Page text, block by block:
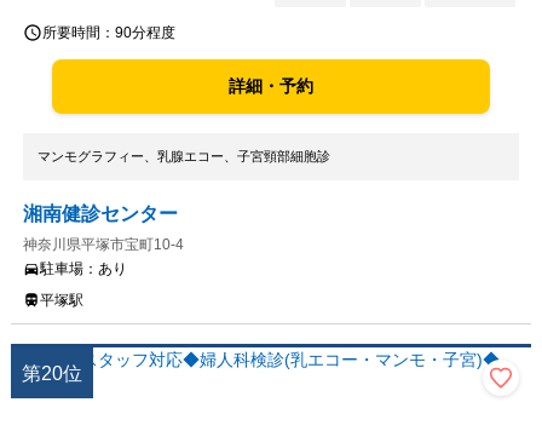
所要時間： 90分程度
詳細・予約
マンモグラフィー、乳腺エコー、子宮頸部細胞診
湘南健診センター
神奈川県平塚市宝町10-4
駐車場： あり
平塚駅
第20位